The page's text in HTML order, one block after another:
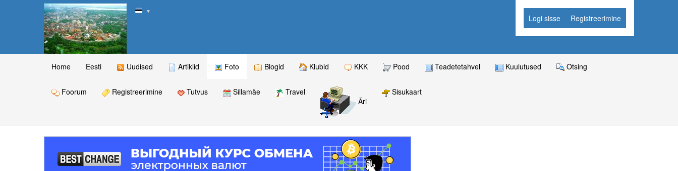
▼
Logi sisse Registreerimine
Home Eesti Uudised Artiklid Foto Blogid Klubid KKK Pood Teadetetahvel Kuulutused Otsing
Foorum Registreerimine Tutvus Sillamäe
Travel
Äri
Sisukaart